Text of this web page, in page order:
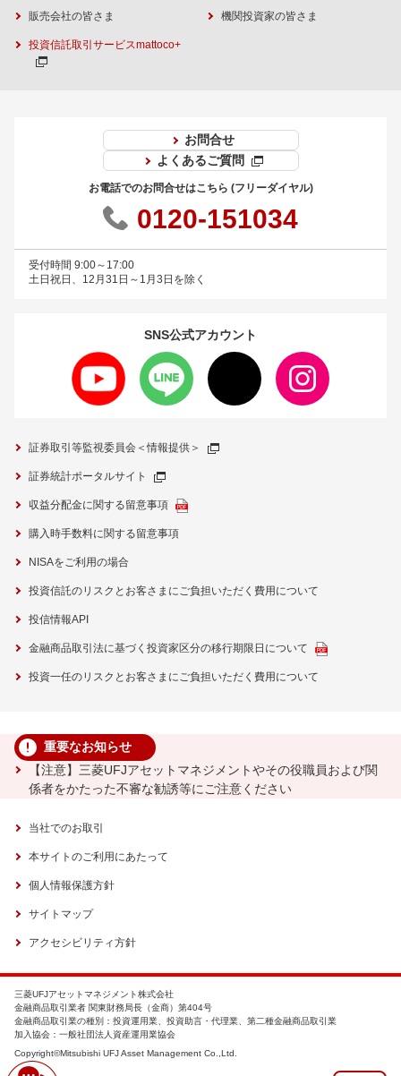
販売会社の皆さま 機関投資家の皆さま
投資信託取引サービスmattoco+
お問合せ
よくあるご質問
お電話でのお問合せはこちら (フリーダイヤル)
0120-151034
受付時間 9:00～17:00
土日祝日、12月31日～1月3日を除く
SNS公式アカウント
証券取引等監視委員会＜情報提供＞
証券統計ポータルサイト
収益分配金に関する留意事項
購入時手数料に関する留意事項
NISAをご利用の場合
投資信託のリスクとお客さまにご負担いただく費用について
投信情報API
金融商品取引法に基づく投資家区分の移行期限日について
投資一任のリスクとお客さまにご負担いただく費用について
重要なお知らせ
【注意】三菱UFJアセットマネジメントやその役職員および関
係者をかたった不審な勧誘等にご注意ください
当社でのお取引
本サイトのご利用にあたって
個人情報保護方針
サイトマップ
アクセシビリティ方針
三菱UFJアセットマネジメント株式会社
金融商品取引業者 関東財務局長（金商）第404号
金融商品取引業の種別：投資運用業、投資助言・代理業、第二種金融商品取引業
加入協会：一般社団法人資産運用業協会
Copyright©Mitsubishi UFJ Asset Management Co.,Ltd.